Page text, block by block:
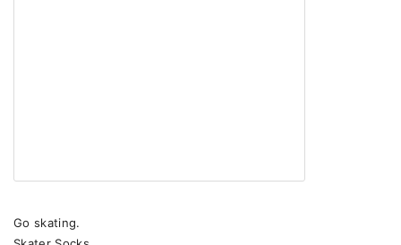
Go skating.